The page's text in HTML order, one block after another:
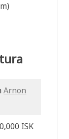
Arnon
ISK